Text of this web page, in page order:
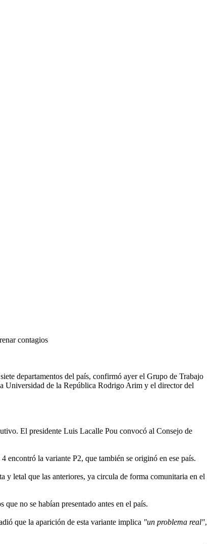
contagios
departamentos del país, confirmó ayer el Grupo de Trabajo
Universidad de la República Rodrigo Arim y el director del
El presidente Luis Lacalle Pou convocó al Consejo de
encontró la variante P2, que también se originó en ese país.
letal que las anteriores, ya circula de forma comunitaria en el
no se habían presentado antes en el país.
que la aparición de esta variante implica "un problema real",